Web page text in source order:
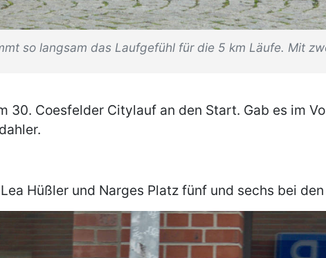
so langsam das Laufgefühl für die 5 km Läufe. Mit
30. Coesfelder Citylauf an den Start. Gab es im
Hüßler und Narges Platz fünf und sechs bei